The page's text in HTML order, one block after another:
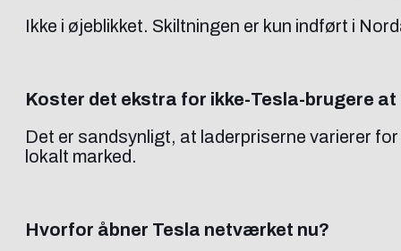
Ikke i øjeblikket. Skiltningen er kun indført i
Koster det ekstra for ikke-Tesla-brugere at
Det er sandsynligt, at laderpriserne varierer
lokalt marked.
Hvorfor åbner Tesla netværket nu?